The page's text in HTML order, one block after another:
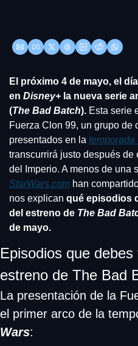
El próximo 4 de mayo, el
en Disney+ la nueva serie
(The Bad Batch). Esta serie
Fuerza Clon 99, un grupo de
presentados en la temporada
transcurrirá justo después
StarWars.com han
nos explican qué episodios
del estreno de The Bad
de mayo.
Episodios que
estreno de The Bad
La presentación de la
el primer arco de la
Wars: